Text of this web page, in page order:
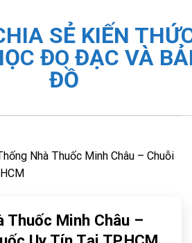
SẺ KIẾN
ĐO ĐẠC VÀ
ĐỒ
Nhà Thuốc Minh Châu – Chuỗi
Thuốc Minh Châu –